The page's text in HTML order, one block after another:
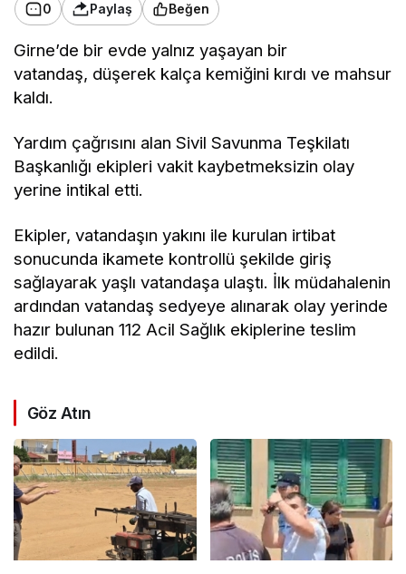
0 Paylaş Beğen
Girne’de bir evde yalnız yaşayan bir
vatandaş, düşerek kalça kemiğini kırdı ve mahsur
kaldı.
Yardım çağrısını alan Sivil Savunma Teşkilatı
Başkanlığı ekipleri vakit kaybetmeksizin olay
yerine intikal etti.
Ekipler, vatandaşın yakını ile kurulan irtibat
sonucunda ikamete kontrollü şekilde giriş
sağlayarak yaşlı vatandaşa ulaştı. İlk müdahalenin
ardından vatandaş sedyeye alınarak olay yerinde
hazır bulunan 112 Acil Sağlık ekiplerine teslim
edildi.
Göz Atın